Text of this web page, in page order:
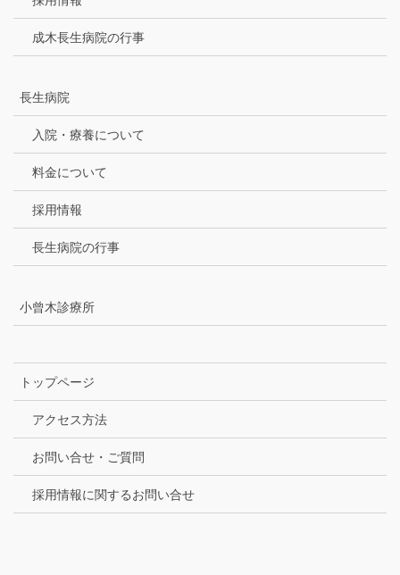
成木長生病院の行事
長生病院
入院・療養について
料金について
採用情報
長生病院の行事
小曾木診療所
トップページ
アクセス方法
お問い合せ・ご質問
採用情報に関するお問い合せ